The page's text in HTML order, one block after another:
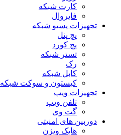
کارت شبکه
فایروال
تجهیزات پسیو شبکه
پچ پنل
پچ کورد
تستر شبکه
رک
کابل شبکه
کیستون و سوکت شبکه
تجهیزات ویپ
تلفن ویپ
گت وی
دوربین های امنیتی
هایک ویژن